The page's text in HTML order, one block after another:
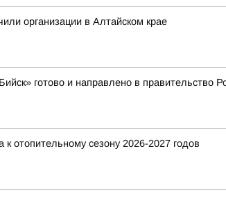
организации в Алтайском крае
готово и направлено в правительство
отопительному сезону 2026-2027 годов